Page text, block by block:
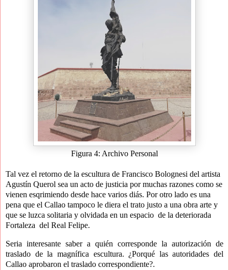
Figura 4: Archivo Personal
Tal vez el retorno de la escultura de Francisco Bolognesi del artista
Agustín Querol sea un acto de justicia por muchas razones como se
vienen esqrimiendo desde hace varios diás. Por otro lado es una
pena que el Callao tampoco le diera el trato justo a una obra arte y
que se luzca solitaria y olvidada en un espacio  de la deteriorada
Fortaleza  del Real Felipe.
Seria interesante saber a quién corresponde la autorización de
traslado de la magnífica escultura. ¿Porqué las autoridades del
Callao aprobaron el traslado correspondiente?.